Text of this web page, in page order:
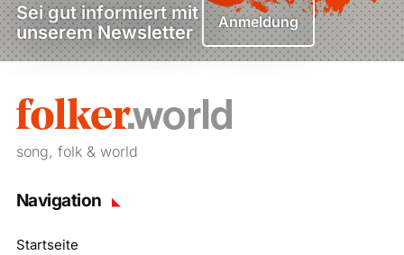
Sei gut informiert mit
unserem Newsletter
Anmeldung
song, folk & world
Navigation
Startseite